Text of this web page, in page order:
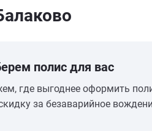
полис для вас
где выгоднее оформить
за безаварийное